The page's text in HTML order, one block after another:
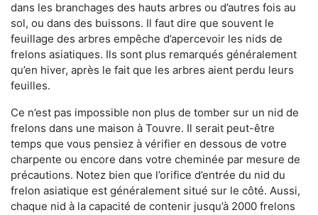
dans les branchages des hauts arbres ou d’autres fois au
sol, ou dans des buissons. Il faut dire que souvent le
feuillage des arbres empêche d’apercevoir les nids de
frelons asiatiques. Ils sont plus remarqués généralement
qu’en hiver, après le fait que les arbres aient perdu leurs
feuilles.
Ce n’est pas impossible non plus de tomber sur un nid de
frelons dans une maison à Touvre. Il serait peut-être
temps que vous pensiez à vérifier en dessous de votre
charpente ou encore dans votre cheminée par mesure de
précautions. Notez bien que l’orifice d’entrée du nid du
frelon asiatique est généralement situé sur le côté. Aussi,
chaque nid à la capacité de contenir jusqu’à 2000 frelons